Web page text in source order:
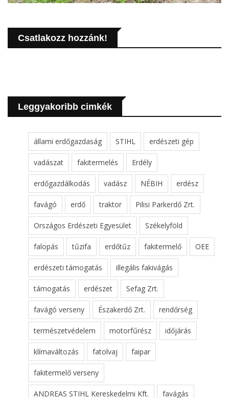
Csatlakozz hozzánk!
Leggyakoribb cimkék
állami erdőgazdaság STIHL erdészeti gép
vadászat fakitermelés Erdély
erdőgazdálkodás vadász NÉBIH erdész
favágó erdő traktor Pilisi Parkerdő Zrt.
Országos Erdészeti Egyesület Székelyföld
falopás tűzifa erdőtűz fakitermelő OEE
erdészeti támogatás illegális fakivágás
támogatás erdészet Sefag Zrt.
favágó verseny Északerdő Zrt. rendőrség
természetvédelem motorfűrész időjárás
klímaváltozás fatolvaj faipar
fakitermelő verseny
ANDREAS STIHL Kereskedelmi Kft. favágás